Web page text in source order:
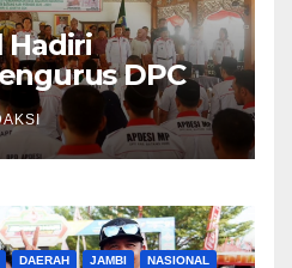
Hadiri
DPC
DAERAH JAMBI NASIONAL